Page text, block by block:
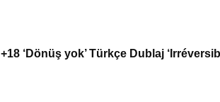
+18 ‘Dönüş yok’ Türkçe Dublaj